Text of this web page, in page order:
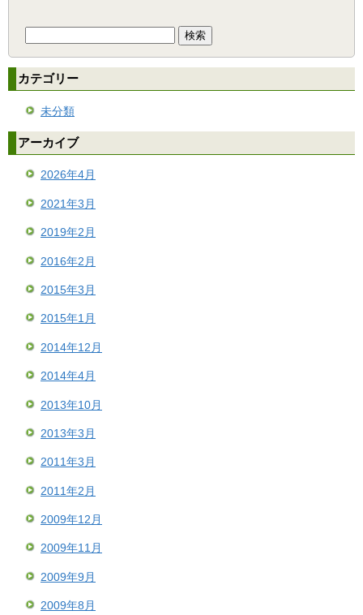
カテゴリー
未分類
アーカイブ
2026年4月
2021年3月
2019年2月
2016年2月
2015年3月
2015年1月
2014年12月
2014年4月
2013年10月
2013年3月
2011年3月
2011年2月
2009年12月
2009年11月
2009年9月
2009年8月